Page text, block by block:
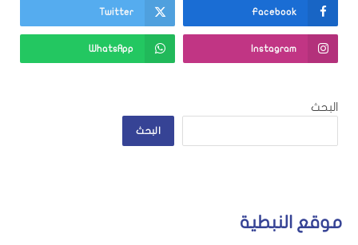
Facebook
Twitter
Instagram
WhatsApp
البحث
البحث
موقع النبطية